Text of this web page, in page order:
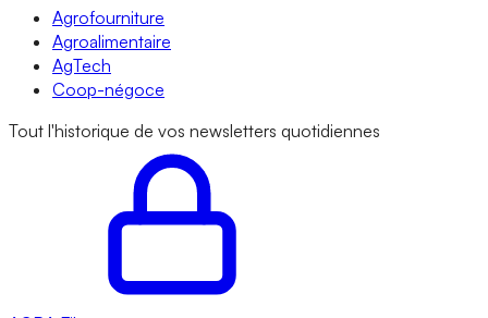
Agrofourniture
Agroalimentaire
AgTech
Coop-négoce
Tout l'historique de vos newsletters quotidiennes